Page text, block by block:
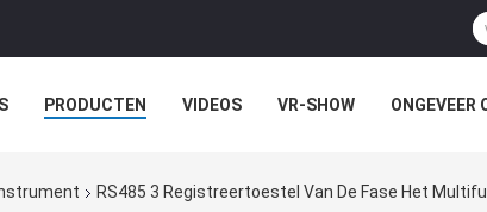
PRODUCTEN VIDEOS VR-SHOW ONGEVEER
RS485 3 Registreertoestel Van De Fase Het